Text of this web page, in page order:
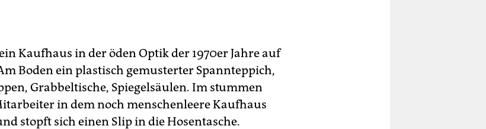
Kaufhaus in der öden Optik der 1970er Jahre auf
Boden ein plastisch gemusterter Spannteppich,
Grabbeltische, Spiegelsäulen. Im stummen
in dem noch menschenleere Kaufhaus
stopft sich einen Slip in die Hosentasche.